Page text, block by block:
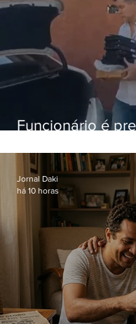
Funcionário é
Hospital do
Jornal Daki
há 10 horas